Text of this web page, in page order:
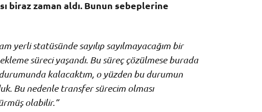
biraz zaman aldı. Bunun sebeplerine
yerli statüsünde sayılıp sayılmayacağım bir
süreci yaşandı. Bu süreç çözülmese burada
kalacaktım, o yüzden bu durumun
Bu nedenle transfer sürecim olması
olabilir.”